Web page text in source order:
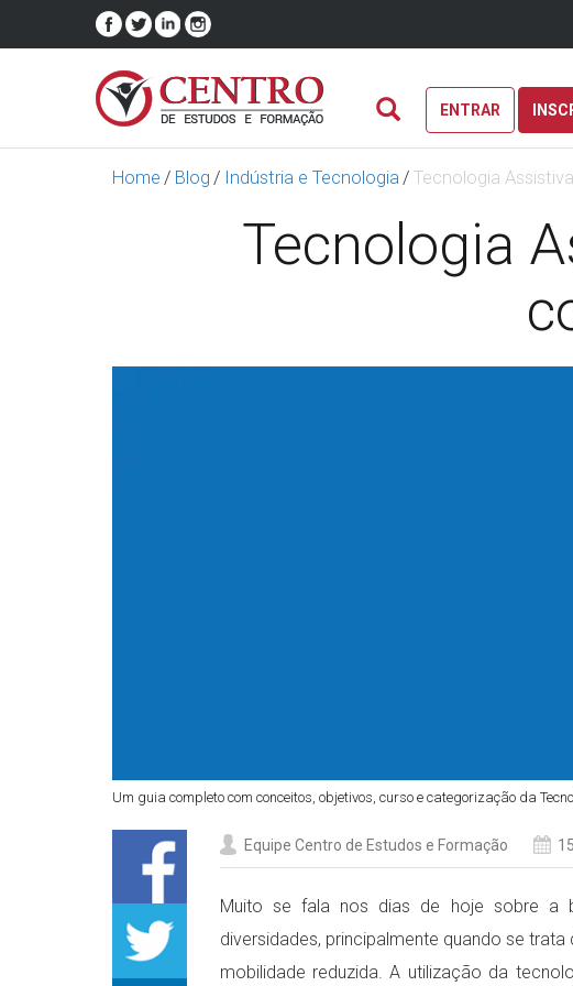
ENTRAR
Home / Blog / Indústria e Tecnologia/ Tecnologia
Tecnologia
Um guia completo com conceitos, objetivos, curso e categorização da
Equipe Centro de Estudos e Formação
Muito se fala nos dias de hoje sobre a
diversidades, principalmente quando se
mobilidade reduzida. A utilização da